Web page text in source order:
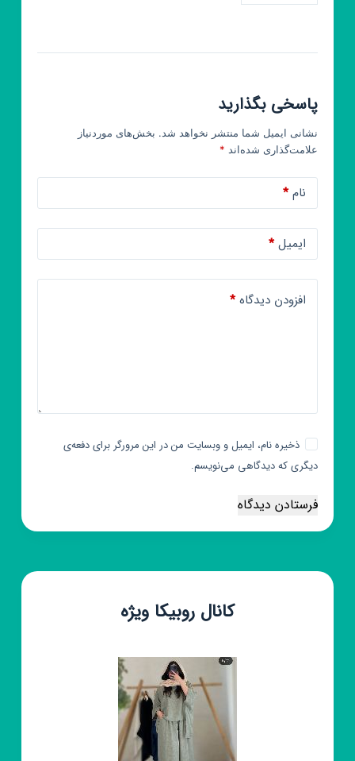
پاسخی بگذارید
نشانی ایمیل شما منتشر نخواهد شد. بخش‌های موردنیاز
علامت‌گذاری شده‌اند *
نام*
ایمیل*
افزودن دیدگاه*
ذخیره نام، ایمیل و وبسایت من در این مرورگر برای دفعه‌ی
دیگری که دیدگاهی می‌نویسم.
فرستادن دیدگاه
کانال روبیکا ویژه